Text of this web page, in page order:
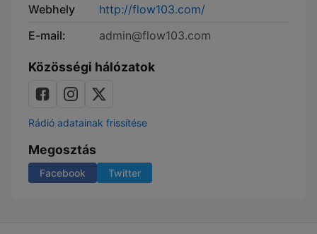
Webhely
http://flow103.com/
E-mail:
admin@flow103.com
Közösségi hálózatok
Rádió adatainak frissítése
Megosztás
Facebook Twitter